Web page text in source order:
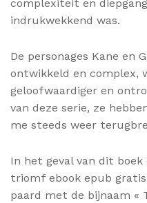
complexiteit en
indrukwekkend was.
De personages Kane en
ontwikkeld en complex,
geloofwaardiger en
van deze serie, ze
me steeds weer
In het geval van dit boek
triomf ebook epub
paard met de bijnaam «